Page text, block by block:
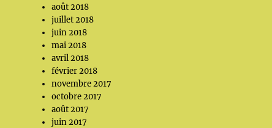
août 2018
juillet 2018
juin 2018
mai 2018
avril 2018
février 2018
novembre 2017
octobre 2017
août 2017
juin 2017